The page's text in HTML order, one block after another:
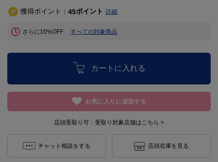
獲得ポイント： 45ポイント 詳細
さらに10%OFF すべての対象商品
カートに入れる
お気に入りに追加する
店頭受取り可： 受取り対象店舗はこちら >
チャット相談をする 店頭在庫を見る